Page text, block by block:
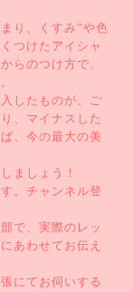
り、くすみ”や色
つけたアイシャ
らのつけ方で、
したものが、ご
、マイナスした
、今の最大の美
ましょう！
。チャンネル登
で、実際のレッ
あわせてお伝え
にてお伺いする